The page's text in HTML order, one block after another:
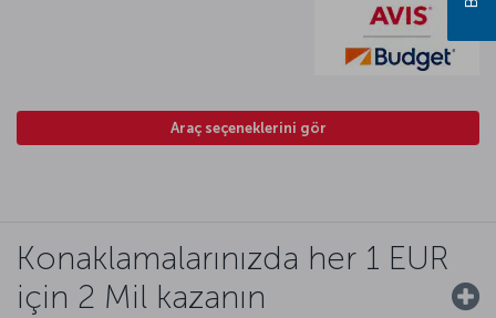
Araç seçeneklerini gör
Konaklamalarınızda her 1 EUR
için 2 Mil kazanın